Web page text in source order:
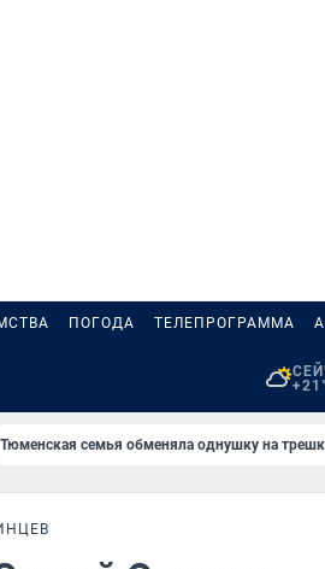
ПОГОДА ТЕЛЕПРОГРАММА
Тюменская семья обменяла однушку на